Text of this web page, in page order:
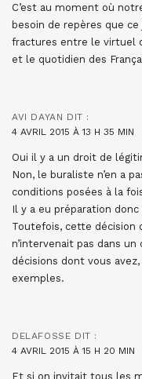
C’est au moment où
besoin de repères que
fractures entre le virtuel
et le quotidien des
AVI DAYAN DIT :
4 AVRIL 2015 À 13 H 35 MIN
Oui il y a un droit de
Non, le buraliste n’en a
conditions posées à la
Il y a eu préparation
Toutefois, cette décision
n’intervenait pas dans
décisions dont vous
exemples.
DELAFOSSE DIT :
4 AVRIL 2015 À 15 H 20 MIN
Et si on invitait tous les